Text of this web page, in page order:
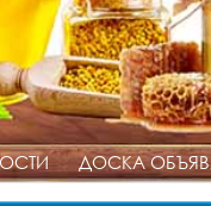
ДОСКА